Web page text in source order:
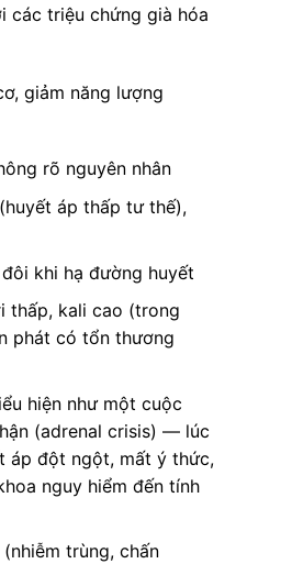
các triệu chứng già hóa
giảm năng lượng
rõ nguyên nhân
áp thấp tư thế),
khi hạ đường huyết
thấp, kali cao (trong
phát có tổn thương
hiện như một cuộc
(adrenal crisis) — lúc
áp đột ngột, mất ý thức,
nguy hiểm đến tính
trùng, chấn